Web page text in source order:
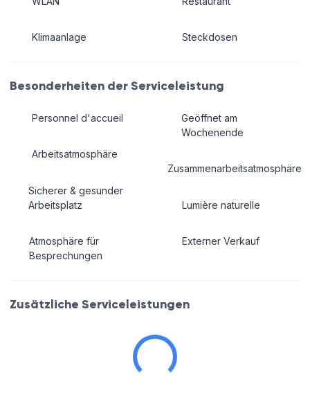
Klimaanlage Steckdosen
Besonderheiten der Serviceleistung
Personnel d'accueil
Arbeitsatmosphäre
Sicherer & gesunder
Arbeitsplatz
Atmosphäre für
Besprechungen
Geöffnet am
Wochenende
Zusammenarbeitsatmosphäre
Lumière naturelle
Externer Verkauf
Zusätzliche Serviceleistungen